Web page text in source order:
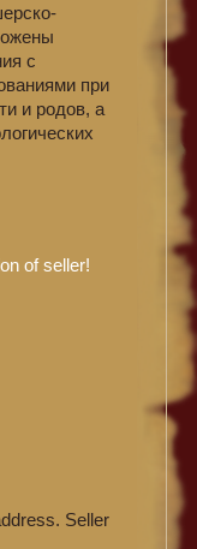
с
при
и родов, а
of seller!
Seller